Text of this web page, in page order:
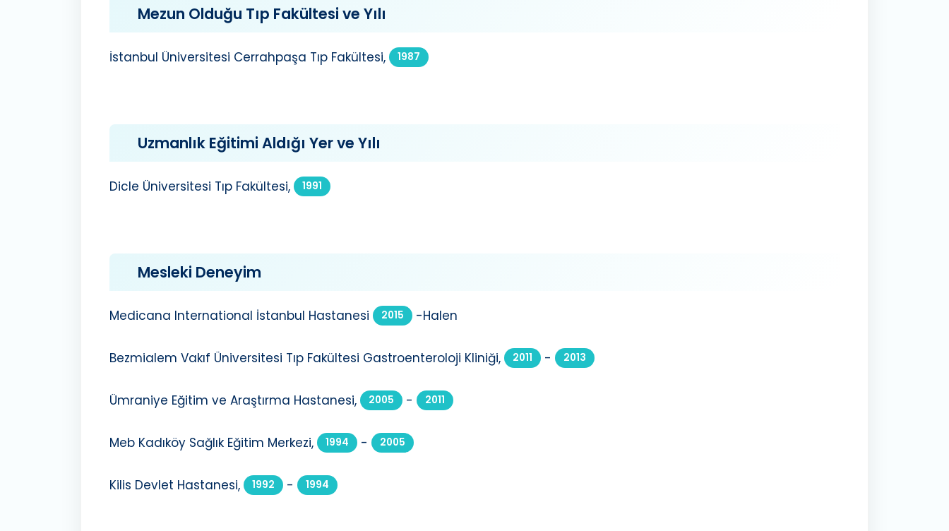
Mezun Olduğu Tıp Fakültesi ve Yılı
İstanbul Üniversitesi Cerrahpaşa Tıp Fakültesi, 1987
Uzmanlık Eğitimi Aldığı Yer ve Yılı
Dicle Üniversitesi Tıp Fakültesi, 1991
Mesleki Deneyim
Medicana International İstanbul Hastanesi 2015 -Halen
Bezmialem Vakıf Üniversitesi Tıp Fakültesi Gastroenteroloji Kliniği, 2011 - 2013
Ümraniye Eğitim ve Araştırma Hastanesi, 2005 - 2011
Meb Kadıköy Sağlık Eğitim Merkezi, 1994 - 2005
Kilis Devlet Hastanesi, 1992 - 1994